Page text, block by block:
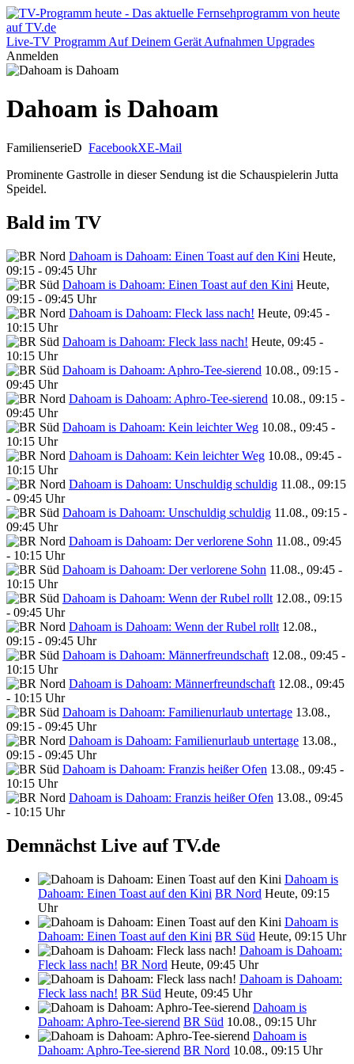
Live-TV Programm Auf Deinem Gerät Aufnahmen Upgrades
Anmelden
Dahoam is Dahoam
FamilienserieD FacebookXE-Mail
Prominente Gastrolle in dieser Sendung ist die Schauspielerin Jutta
Speidel.
Bald im TV
Dahoam is Dahoam: Einen Toast auf den Kini Heute,
09:15 - 09:45 Uhr
Dahoam is Dahoam: Einen Toast auf den Kini Heute,
09:15 - 09:45 Uhr
Dahoam is Dahoam: Fleck lass nach! Heute, 09:45 -
10:15 Uhr
Dahoam is Dahoam: Fleck lass nach! Heute, 09:45 -
10:15 Uhr
Dahoam is Dahoam: Aphro-Tee-sierend 10.08., 09:15 -
09:45 Uhr
Dahoam is Dahoam: Aphro-Tee-sierend 10.08., 09:15 -
09:45 Uhr
Dahoam is Dahoam: Kein leichter Weg 10.08., 09:45 -
10:15 Uhr
Dahoam is Dahoam: Kein leichter Weg 10.08., 09:45 -
10:15 Uhr
Dahoam is Dahoam: Unschuldig schuldig 11.08., 09:15
- 09:45 Uhr
Dahoam is Dahoam: Unschuldig schuldig 11.08., 09:15 -
09:45 Uhr
Dahoam is Dahoam: Der verlorene Sohn 11.08., 09:45
- 10:15 Uhr
Dahoam is Dahoam: Der verlorene Sohn 11.08., 09:45 -
10:15 Uhr
Dahoam is Dahoam: Wenn der Rubel rollt 12.08., 09:15
- 09:45 Uhr
Dahoam is Dahoam: Wenn der Rubel rollt 12.08.,
09:15 - 09:45 Uhr
Dahoam is Dahoam: Männerfreundschaft 12.08., 09:45 -
10:15 Uhr
Dahoam is Dahoam: Männerfreundschaft 12.08., 09:45
- 10:15 Uhr
Dahoam is Dahoam: Familienurlaub untertage 13.08.,
09:15 - 09:45 Uhr
Dahoam is Dahoam: Familienurlaub untertage 13.08.,
09:15 - 09:45 Uhr
Dahoam is Dahoam: Franzis heißer Ofen 13.08., 09:45 -
10:15 Uhr
Dahoam is Dahoam: Franzis heißer Ofen 13.08., 09:45
- 10:15 Uhr
Demnächst Live auf TV.de
Dahoam is
Dahoam: Einen Toast auf den Kini BR Nord Heute, 09:15
Uhr
Dahoam is
Dahoam: Einen Toast auf den Kini BR Süd Heute, 09:15 Uhr
Dahoam is Dahoam:
Fleck lass nach! BR Nord Heute, 09:45 Uhr
Dahoam is Dahoam:
Fleck lass nach! BR Süd Heute, 09:45 Uhr
Dahoam is
Dahoam: Aphro-Tee-sierend BR Süd 10.08., 09:15 Uhr
Dahoam is
Dahoam: Aphro-Tee-sierend BR Nord 10.08., 09:15 Uhr